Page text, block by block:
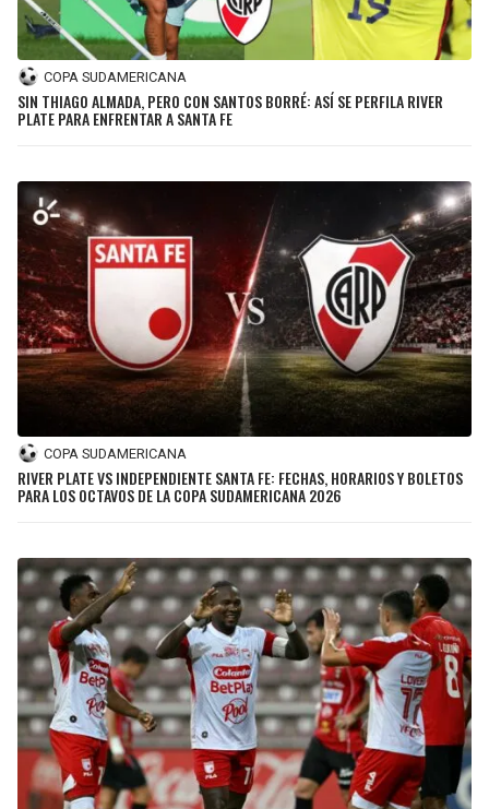
LIGA DE EXPANSIÓN MX
LEAGUES CUP
UEFA EUROPA LEAGUE
UEFA CONFERENCE LEAGUE
MLS
COPA SUDAMERICANA
LIGA BETPLAY
OTRAS LIGAS
RAIDERS
CHARGERS
BENGALS
BROWNS
STEELERS
TEXANS
COLTS
TITANS
COWBOYS
GIANTS
EAGLES
COMMANDERS
CAVALIERS
PISTONS
BUCKS
HAWKS
HORNETS
HEAT
MAGIC
WARRIORS
CLIPPERS
LAKERS
SUNS
KINGS
COPA SUDAMERICANA
SIN THIAGO ALMADA, PERO CON SANTOS BORRÉ: ASÍ SE PERFILA RIVER
PLATE PARA ENFRENTAR A SANTA FE
COPA SUDAMERICANA
RIVER PLATE VS INDEPENDIENTE SANTA FE: FECHAS, HORARIOS Y BOLETOS
PARA LOS OCTAVOS DE LA COPA SUDAMERICANA 2026